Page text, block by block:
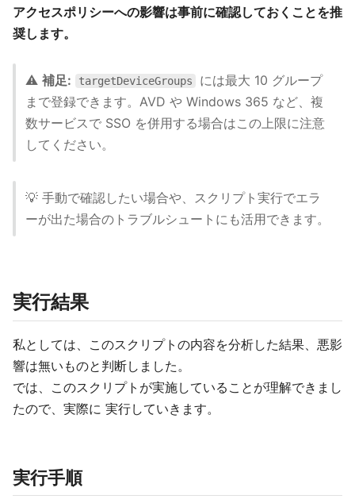
アクセスポリシーへの影響は事前に確認しておくことを推
奨します。
⚠️ 補足: targetDeviceGroups
には最大 10 グループ
まで登録できます。AVD や Windows 365 など、複
数サービスで SSO を併用する場合はこの上限に注意
してください。
💡 手動で確認したい場合や、スクリプト実行でエラ
ーが出た場合のトラブルシュートにも活用できます。
実行結果
私としては、このスクリプトの内容を分析した結果、悪影
響は無いものと判断しました。
では、このスクリプトが実施していることが理解できまし
たので、実際に 実行していきます。
実行手順